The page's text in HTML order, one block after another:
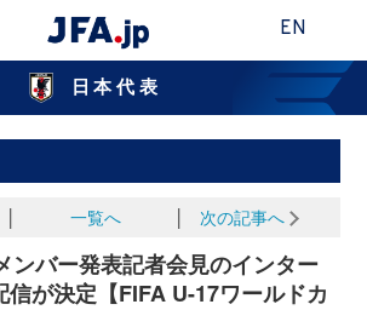
EN
日本代表
一覧へ 次の記事へ
ンバー発表記者会見のインター
信が決定【FIFA U-17ワールドカ